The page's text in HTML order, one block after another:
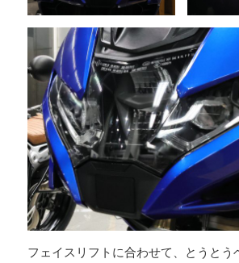
フェイスリフトに合わせて、とうとう